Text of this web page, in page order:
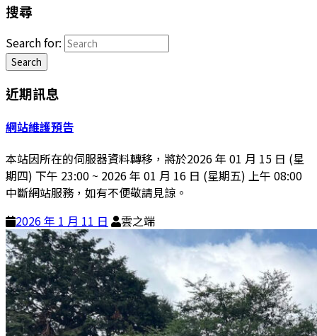
搜尋
Search for:
Search
近期訊息
網站維護預告
本站因所在的伺服器資料轉移，將於2026 年 01 月 15 日 (星
期四) 下午 23:00 ~ 2026 年 01 月 16 日 (星期五) 上午 08:00
中斷網站服務，如有不便敬請見諒。
2026 年 1 月 11 日
雲之端